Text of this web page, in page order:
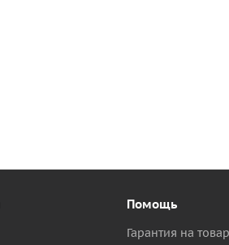
Помощь
Гарантия на товар